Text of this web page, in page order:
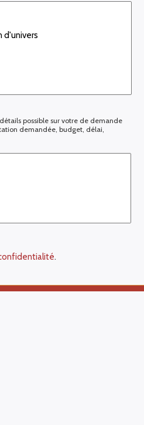
possible sur votre de demande
demandée, budget, délai,
.